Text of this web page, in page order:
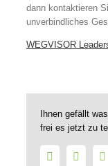
dann kontaktieren
unverbindliches
WEGVISOR
Ihnen gefällt
frei es jetzt zu
FacebookTwitter